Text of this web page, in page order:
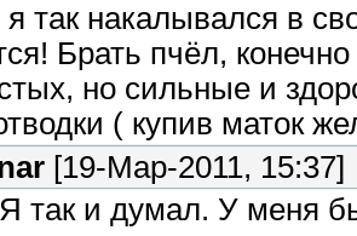
я так накалывался в
Брать пчёл,
но сильные и
( купив маток
[19-Мар-2011, 15:37]
так и думал. У меня